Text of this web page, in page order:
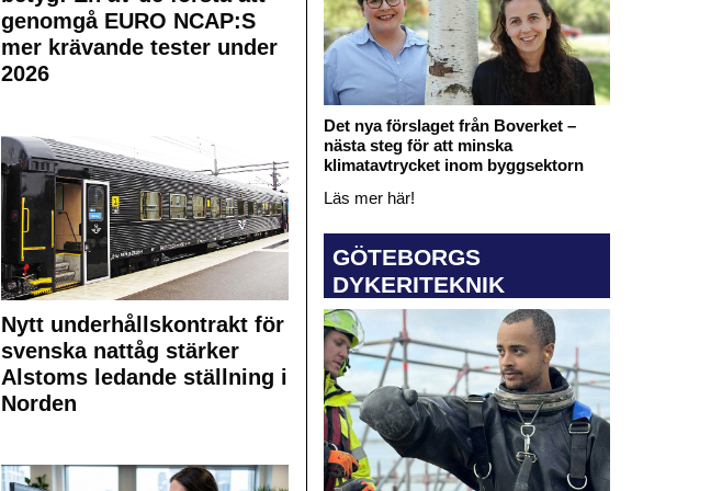
genomgå EURO NCAP:S
mer krävande tester under
2026
Nytt underhållskontrakt för
svenska nattåg stärker
Alstoms ledande ställning i
Norden
Det nya förslaget från Boverket –
nästa steg för att minska
klimatavtrycket inom byggsektorn
Läs mer här!
GÖTEBORGS
DYKERITEKNIK